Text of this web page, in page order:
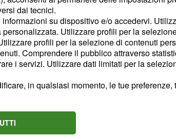
dai tecnici.
su dispositivo e/o accedervi.
Utilizzare profili per la
profili per la selezione di contenuti
Comprendere il pubblico attraverso
i servizi. Utilizzare dati limitati per la
in qualsiasi momento, le tue preferenze,